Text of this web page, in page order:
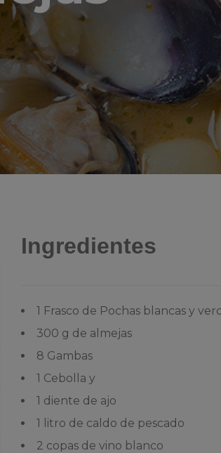
Ingredientes
1 Frasco de Pochas blancas y
300 g de almejas
8 Gambas
1 Cebolla y
1 diente de ajo
1 litro de caldo de pescado
2 copas de vino blanco